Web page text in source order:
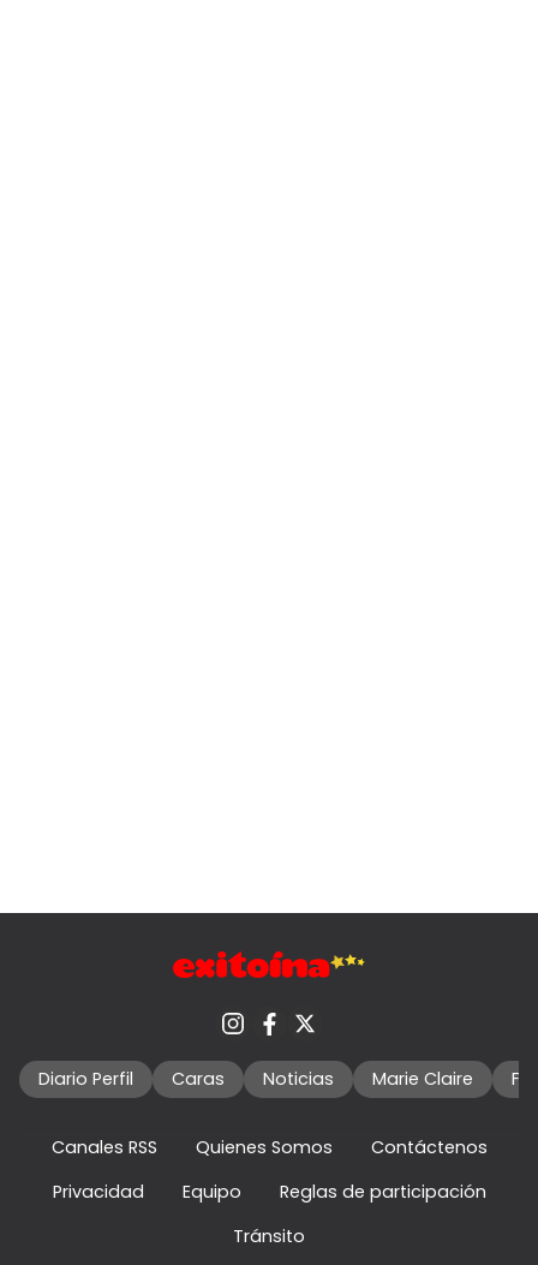
Diario Perfil Caras Noticias Marie Claire
Canales RSS Quienes Somos
Contáctenos
Privacidad
Equipo
Reglas de participación
Tránsito